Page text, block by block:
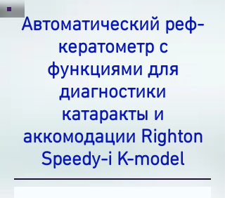
Автоматический реф-
кератометр с
функциями для
диагностики
катаракты и
аккомодации Righton
Speedy-i K-model